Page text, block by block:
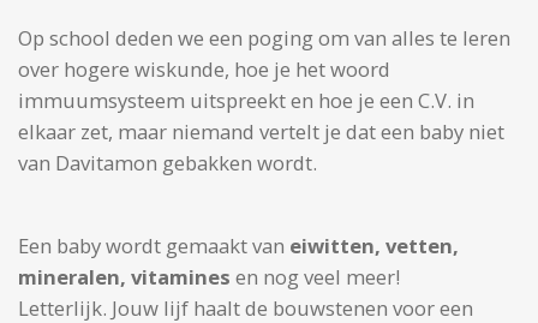
Op school deden we een poging om van alles te leren
over hogere wiskunde, hoe je het woord
immuumsysteem uitspreekt en hoe je een C.V. in
elkaar zet, maar niemand vertelt je dat een baby niet
van Davitamon gebakken wordt.
Een baby wordt gemaakt van eiwitten, vetten,
mineralen, vitamines en nog veel meer!
Letterlijk. Jouw lijf haalt de bouwstenen voor een